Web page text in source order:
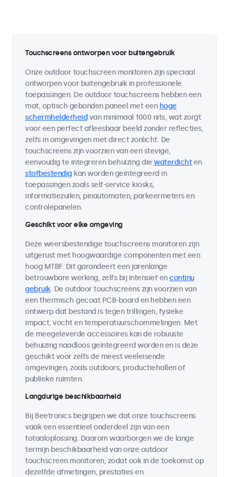
Touchscreens ontworpen voor buitengebruik
Onze outdoor touchscreen monitoren zijn speciaal
ontworpen voor buitengebruik in professionele
toepassingen. De outdoor touchscreens hebben een
mat, optisch gebonden paneel met een hoge
schermhelderheid van minimaal 1000 nits, wat zorgt
voor een perfect afleesbaar beeld zonder reflecties,
zelfs in omgevingen met direct zonlicht. De
touchscreens zijn voorzien van een stevige,
eenvoudig te integreren behuizing die waterdichten
stofbestendig kan worden geïntegreerd in
toepassingen zoals self-service kiosks,
informatiezuilen, pinautomaten, parkeermeters en
controlepanelen.
Geschikt voor elke omgeving
Deze weersbestendige touchscreens monitoren zijn
uitgerust met hoogwaardige componenten met een
hoog MTBF. Dit garandeert een jarenlange
betrouwbare werking, zelfs bij intensief encontinu
gebruik. De outdoor touchscreens zijn voorzien van
een thermisch gecoat PCB-board en hebben een
ontwerp dat bestand is tegen trillingen, fysieke
impact, vocht en temperatuurschommelingen. Met
de meegeleverde accessoires kan de robuuste
behuizing naadloos geïntegreerd worden en is deze
geschikt voor zelfs de meest veeleisende
omgevingen, zoals outdoors, productiehallen of
publieke ruimten.
Langdurige beschikbaarheid
Bij Beetronics begrijpen we dat onze touchscreens
vaak een essentieel onderdeel zijn van een
totaaloplossing. Daarom waarborgen we de lange
termijn beschikbaarheid van onze outdoor
touchscreen monitoren, zodat ook in de toekomst op
dezelfde afmetingen, prestaties en